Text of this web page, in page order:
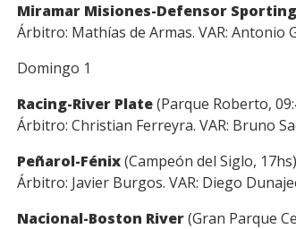
CopyMiramar Misiones-Defensor Sporting
Árbitro: Mathías de Armas. VAR: Antonio
Domingo 1
Racing-River Plate(Parque Roberto,
Árbitro: Christian Ferreyra. VAR: Bruno
Peñarol-Fénix(Campeón del Siglo,
Árbitro: Javier Burgos. VAR: Diego
Nacional-Boston River(Gran Parque